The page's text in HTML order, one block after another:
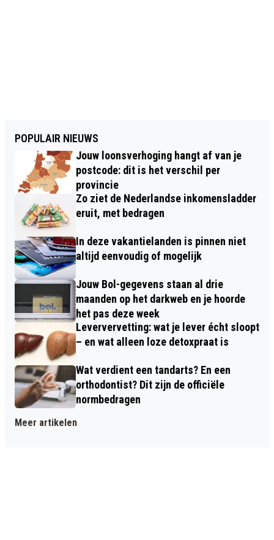
POPULAIR NIEUWS
Jouw loonsverhoging hangt af van je
postcode: dit is het verschil per
provincie
Zo ziet de Nederlandse inkomensladder
eruit, met bedragen
In deze vakantielanden is pinnen niet
altijd eenvoudig of mogelijk
Jouw Bol-gegevens staan al drie
maanden op het darkweb en je hoorde
het pas deze week
Leververvetting: wat je lever écht sloopt
– en wat alleen loze detoxpraat is
Wat verdient een tandarts? En een
orthodontist? Dit zijn de officiële
normbedragen
Meer artikelen